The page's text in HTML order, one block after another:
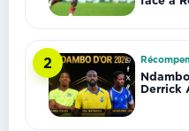
2
Derrick